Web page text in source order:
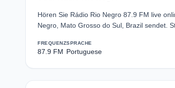
Hören Sie Rádio Rio Negro 87.9 FM live
Negro, Mato Grosso do Sul, Brazil sendet.
FREQUENZ
87.9 FM
SPRACHE
Portuguese